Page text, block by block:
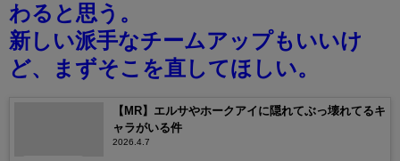
わると思う。
新しい派手なチームアップもいいけ
ど、まずそこを直してほしい。
【MR】エルサやホークアイに隠れてぶっ壊れてるキ
ャラがいる件
2026.4.7